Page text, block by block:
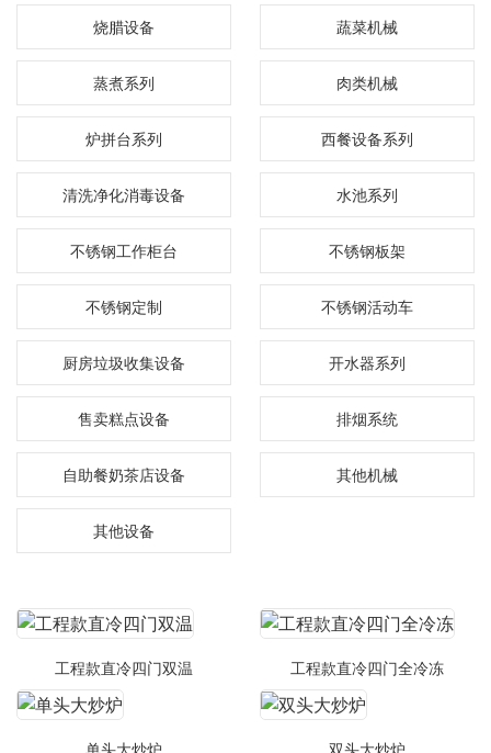
烧腊设备 蔬菜机械
蒸煮系列 肉类机械
炉拼台系列 西餐设备系列
清洗净化消毒设备 水池系列
不锈钢工作柜台 不锈钢板架
不锈钢定制 不锈钢活动车
厨房垃圾收集设备 开水器系列
售卖糕点设备 排烟系统
自助餐奶茶店设备 其他机械
其他设备
工程款直冷四门双温 工程款直冷四门全冷冻